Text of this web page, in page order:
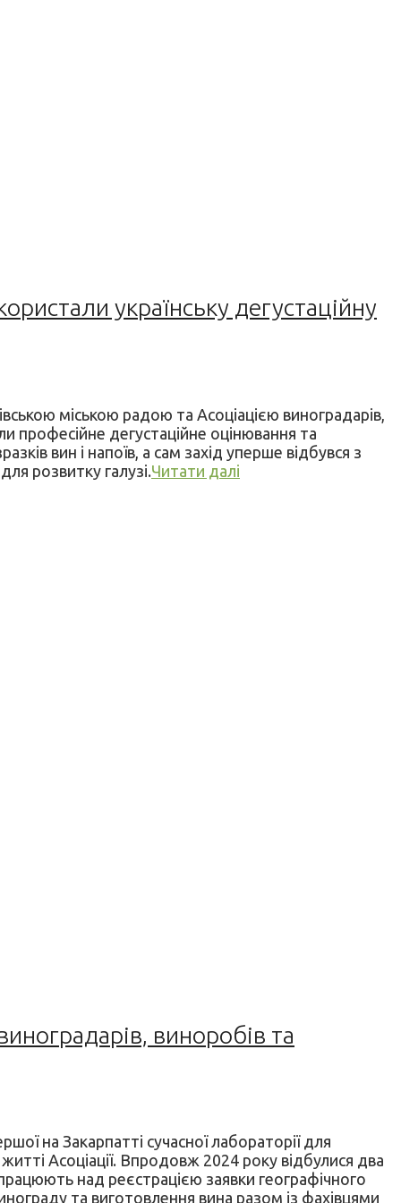
українську дегустаційну
міською радою та Асоціацією виноградарів,
професійне дегустаційне оцінювання та
вин і напоїв, а сам захід уперше відбувся з
розвитку галузі.Читати далі
виноробів та
на Закарпатті сучасної лабораторії для
Асоціації. Впродовж 2024 року відбулися два
над реєстрацією заявки географічного
та виготовлення вина разом із фахівцями